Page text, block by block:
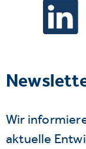
Wir
aktuelle